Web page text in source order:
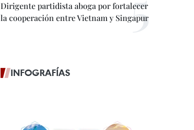
Dirigente partidista aboga por fortalecer
la cooperación entre Vietnam y Singapur
INFOGRAFÍAS